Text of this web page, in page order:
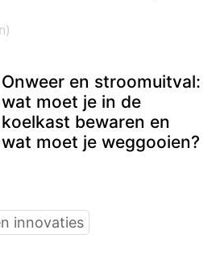
Onweer en stroomuitval:
wat moet je in de
koelkast bewaren en
wat moet je weggooien?
innovaties